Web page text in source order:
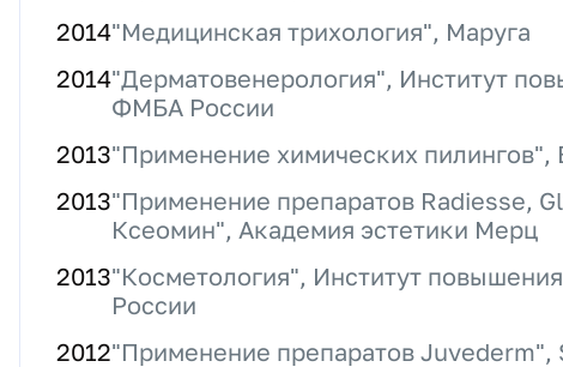
2014"Медицинская трихология", Маруга
2014"Дерматовенерология", Институт
ФМБА России
2013"Применение химических пилингов",
2013"Применение препаратов Radiesse,
Ксеомин", Академия эстетики Мерц
2013"Косметология", Институт
России
2012"Применение препаратов Juvederm",